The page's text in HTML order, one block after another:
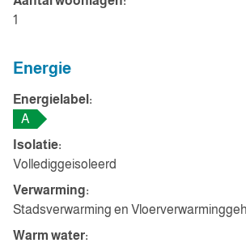
1
Energie
Energielabel:
A
Isolatie:
Vollediggeisoleerd
Verwarming:
Stadsverwarming en
Warm water: